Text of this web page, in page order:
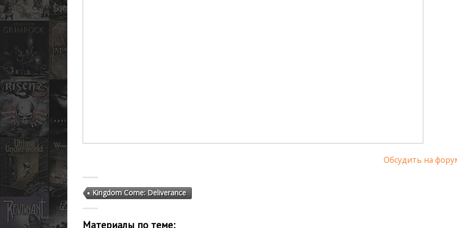
Обсудить на
Kingdom Come: Deliverance
Материалы по теме: